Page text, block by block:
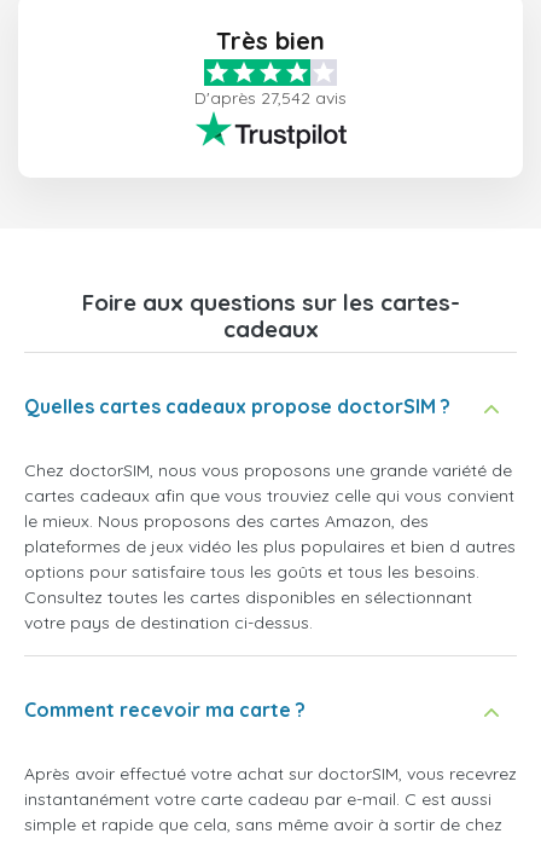
Très bien
D'après 27,542 avis
Foire aux questions sur les cartes-
cadeaux
Quelles cartes cadeaux propose doctorSIM ?
Chez doctorSIM, nous vous proposons une grande variété de
cartes cadeaux afin que vous trouviez celle qui vous convient
le mieux. Nous proposons des cartes Amazon, des
plateformes de jeux vidéo les plus populaires et bien d autres
options pour satisfaire tous les goûts et tous les besoins.
Consultez toutes les cartes disponibles en sélectionnant
votre pays de destination ci-dessus.
Comment recevoir ma carte ?
Après avoir effectué votre achat sur doctorSIM, vous recevrez
instantanément votre carte cadeau par e-mail. C est aussi
simple et rapide que cela, sans même avoir à sortir de chez